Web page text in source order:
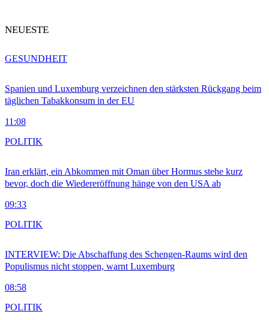
NEUESTE
Spanien und Luxemburg verzeichnen den stärksten Rückgang beim
täglichen Tabakkonsum in der EU
11:08
GESUNDHEIT
Iran erklärt, ein Abkommen mit Oman über Hormus stehe kurz
bevor, doch die Wiedereröffnung hänge von den USA ab
09:33
POLITIK
INTERVIEW: Die Abschaffung des Schengen-Raums wird den
Populismus nicht stoppen, warnt Luxemburg
08:58
POLITIK
POLITIK